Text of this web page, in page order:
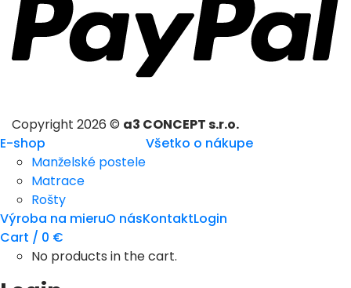
Copyright 2026 © a3 CONCEPT s.r.o.
E-shop
Manželské postele
Matrace
Rošty
Všetko o nákupe
Výroba na mieruO násKontaktLogin
Cart / 0 €
No products in the cart.